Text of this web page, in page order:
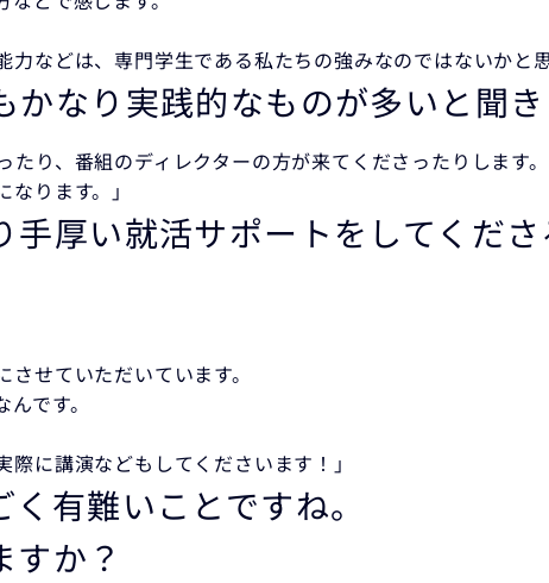
などは、専門学生である私たちの強みなのではないかと思
なり実践的なものが多いと聞き
たり、番組のディレクターの方が来てくださったりします。
ります。」
手厚い就活サポートをしてくだ
せていただいています。
です。
に講演などもしてくださいます！」
有難いことですね。
すか？